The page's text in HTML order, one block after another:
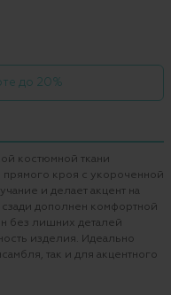
до 20%
костюмной ткани
кроя с укороченной
и делает акцент на
дополнен комфортной
без лишних деталей
изделия. Идеально
так и для акцентного